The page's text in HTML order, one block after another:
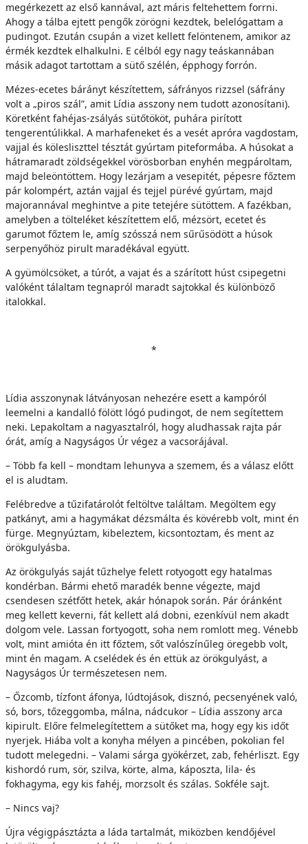
megérkezett az első kannával, azt máris feltehettem forrni.
Ahogy a tálba ejtett pengők zörögni kezdtek, belelógattam a
pudingot. Ezután csupán a vizet kellett felöntenem, amikor az
érmék kezdtek elhalkulni. E célból egy nagy teáskannában
másik adagot tartottam a sütő szélén, épphogy forrón.
Mézes-ecetes bárányt készítettem, sáfrányos rizzsel (sáfrány
volt a „piros szál”, amit Lídia asszony nem tudott azonosítani).
Köretként fahéjas-zsályás sütőtököt, puhára pirított
tengerentúlikkal. A marhafeneket és a vesét apróra vagdostam,
vajjal és kölesliszttel tésztát gyúrtam piteformába. A húsokat a
hátramaradt zöldségekkel vörösborban enyhén megpároltam,
majd beleöntöttem. Hogy lezárjam a vesepitét, pépesre főztem
pár kolompért, aztán vajjal és tejjel pürévé gyúrtam, majd
majorannával meghintve a pite tetejére sütöttem. A fazékban,
amelyben a tölteléket készítettem elő, mézsört, ecetet és
garumot főztem le, amíg szósszá nem sűrűsödött a húsok
serpenyőhöz pirult maradékával együtt.
A gyümölcsöket, a túrót, a vajat és a szárított húst csipegetni
valóként tálaltam tegnapról maradt sajtokkal és különböző
italokkal.
*
Lídia asszonynak látványosan nehezére esett a kampóról
leemelni a kandalló fölött lógó pudingot, de nem segítettem
neki. Lepakoltam a nagyasztalról, hogy aludhassak rajta pár
órát, amíg a Nagyságos Úr végez a vacsorájával.
– Több fa kell – mondtam lehunyva a szemem, és a válasz előtt
el is aludtam.
Felébredve a tűzifatárolót feltöltve találtam. Megöltem egy
patkányt, ami a hagymákat dézsmálta és kövérebb volt, mint én
fürge. Megnyúztam, kibeleztem, kicsontoztam, és ment az
örökgulyásba.
Az örökgulyás saját tűzhelye felett rotyogott egy hatalmas
kondérban. Bármi ehető maradék benne végezte, majd
csendesen szétfőtt hetek, akár hónapok során. Pár óránként
meg kellett keverni, fát kellett alá dobni, ezenkívül nem akadt
dolgom vele. Lassan fortyogott, soha nem romlott meg. Vénebb
volt, mint amióta én itt főztem, sőt valószínűleg öregebb volt,
mint én magam. A cselédek és én ettük az örökgulyást, a
Nagyságos Úr természetesen nem.
– Őzcomb, tízfont áfonya, lúdtojások, disznó, pecsenyének való,
só, bors, tőzeggomba, málna, nádcukor – Lídia asszony arca
kipirult. Előre felmelegítettem a sütőket ma, hogy egy kis időt
nyerjek. Hiába volt a konyha mélyen a pincében, pokolian fel
tudott melegedni. – Valami sárga gyökérzet, zab, fehérliszt. Egy
kishordó rum, sör, szilva, körte, alma, káposzta, lila- és
fokhagyma, egy kis fahéj, morzsolt és szálas. Sokféle sajt.
– Nincs vaj?
Újra végigpásztázta a láda tartalmát, miközben kendőjével